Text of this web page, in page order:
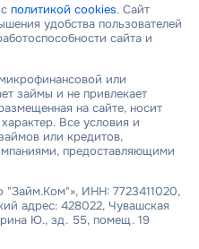
политикой cookies. Сайт
удобства пользователей
сайта и
или
займы и не привлекает
на сайте, носит
Все условия и
или кредитов,
предоставляющими
ИНН: 7723411020,
адрес: 428022, Чувашская
Ю., зд. 55, помещ. 19